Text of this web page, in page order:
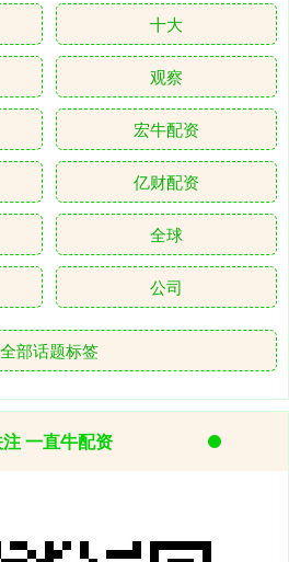
十大
观察
宏牛配资
亿财配资
全球
公司
全部话题标签
一直牛配资